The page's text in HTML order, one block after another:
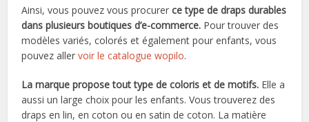
Ainsi, vous pouvez vous procurerce type de draps durables
dans plusieurs boutiques d’e-commerce. Pour trouver des
modèles variés, colorés et également pour enfants, vous
pouvez allervoir le catalogue wopilo.
La marque propose tout type de coloris et de motifs. Elle a
aussi un large choix pour les enfants. Vous trouverez des
draps en lin, en coton ou en satin de coton. La matière